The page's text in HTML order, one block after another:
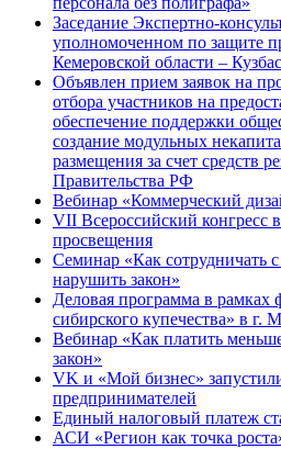
Заседание Экспертно-
уполномоченном по защите
Кемеровской области –
Объявлен прием заявок на
отбора участников на
обеспечение поддержки
создание модульных
размещения за счет средств
Правительства РФ
Вебинар «Коммерческий
VII Всероссийский конгресс
просвещения
Семинар «Как сотрудничать
нарушить закон»
Деловая программа в рамках
сибирского купечества» в г.
Вебинар «Как платить
закон»
VK и «Мой бизнес»
предпринимателей
Единый налоговый платеж
АСИ «Регион как точка